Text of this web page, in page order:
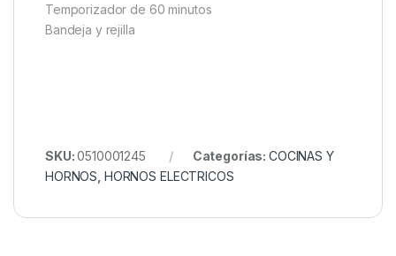
Temporizador de 60 minutos
Bandeja y rejilla
SKU:0510001245 Categorías: COCINAS Y
HORNOS HORNOS ELECTRICOS